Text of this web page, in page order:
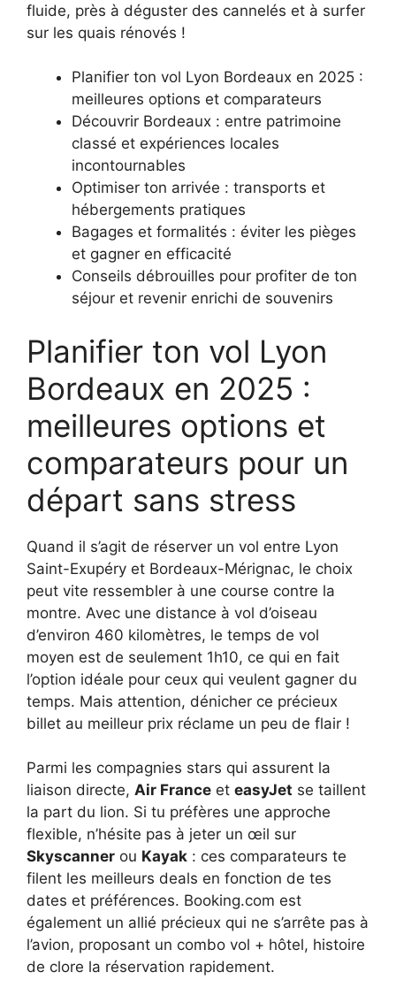
fluide, près à déguster des cannelés et à surfer
sur les quais rénovés !
Planifier ton vol Lyon Bordeaux en 2025 :
meilleures options et comparateurs
Découvrir Bordeaux : entre patrimoine
classé et expériences locales
incontournables
Optimiser ton arrivée : transports et
hébergements pratiques
Bagages et formalités : éviter les pièges
et gagner en efficacité
Conseils débrouilles pour profiter de ton
séjour et revenir enrichi de souvenirs
Planifier ton vol Lyon
Bordeaux en 2025 :
meilleures options et
comparateurs pour un
départ sans stress
Quand il s’agit de réserver un vol entre Lyon
Saint-Exupéry et Bordeaux-Mérignac, le choix
peut vite ressembler à une course contre la
montre. Avec une distance à vol d’oiseau
d’environ 460 kilomètres, le temps de vol
moyen est de seulement 1h10, ce qui en fait
l’option idéale pour ceux qui veulent gagner du
temps. Mais attention, dénicher ce précieux
billet au meilleur prix réclame un peu de flair !
Parmi les compagnies stars qui assurent la
liaison directe, Air France et easyJet se taillent
la part du lion. Si tu préfères une approche
flexible, n’hésite pas à jeter un œil sur
Skyscanner ou Kayak : ces comparateurs te
filent les meilleurs deals en fonction de tes
dates et préférences. Booking.com est
également un allié précieux qui ne s’arrête pas à
l’avion, proposant un combo vol + hôtel, histoire
de clore la réservation rapidement.